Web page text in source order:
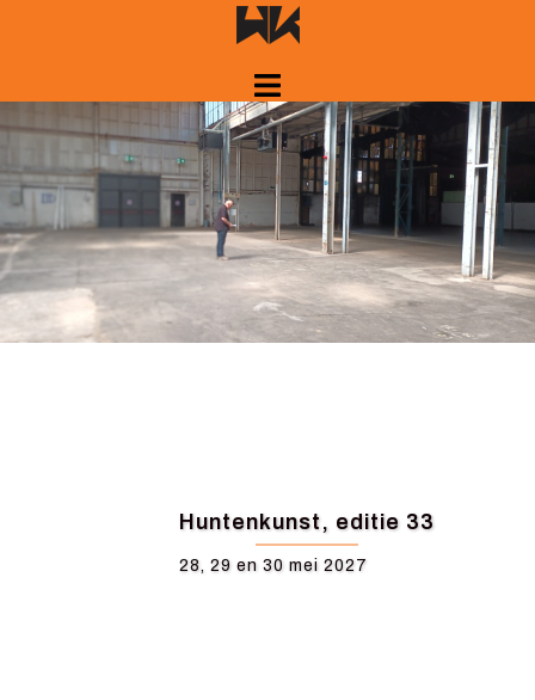
Huntenkunst, editie 33
28, 29 en 30 mei 2027